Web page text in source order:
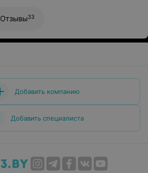
Отзывы33
Добавить компанию
Добавить специалиста